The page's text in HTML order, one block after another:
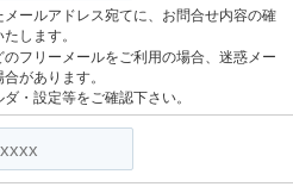
ールアドレス宛てに、お問合せ内容の確
します。
フリーメールをご利用の場合、迷惑メー
があります。
・設定等をご確認下さい。